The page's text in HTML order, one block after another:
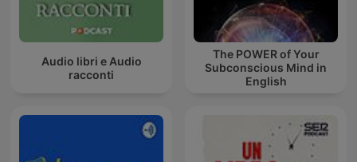
Audio libri e Audio
racconti
The POWER of Your
Subconscious Mind in
English